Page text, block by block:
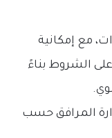
مع إمكانية
على الشروط بناءً
المرافق حسب